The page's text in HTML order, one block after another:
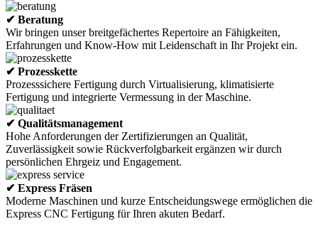
✔ Beratung
Wir bringen unser breitgefächertes Repertoire an Fähigkeiten,
Erfahrungen und Know-How mit Leidenschaft in Ihr Projekt ein.
✔ Prozesskette
Prozesssichere Fertigung durch Virtualisierung, klimatisierte
Fertigung und integrierte Vermessung in der Maschine.
✔ Qualitätsmanagement
Hohe Anforderungen der Zertifizierungen an Qualität,
Zuverlässigkeit sowie Rückverfolgbarkeit ergänzen wir durch
persönlichen Ehrgeiz und Engagement.
✔ Express Fräsen
Moderne Maschinen und kurze Entscheidungswege ermöglichen die
Express CNC Fertigung für Ihren akuten Bedarf.